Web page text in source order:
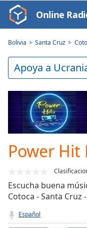
Video
Player
Play
Video
Backward
Skip
Forward
Mute
Current
Time0:00
Loaded:
0.00%
Stream
TypeLIVE
Online
Bolivia Santa Cruz
Apoya a
Power Hit
Escucha buena
Cotoca - Santa Cruz
Español